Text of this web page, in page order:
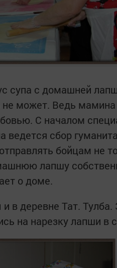
супа с домашней
может. Ведь
С началом
ведется сбор
бойцам не
лапшу
о доме.
в деревне Тат. Тулба.
на нарезку лапши в